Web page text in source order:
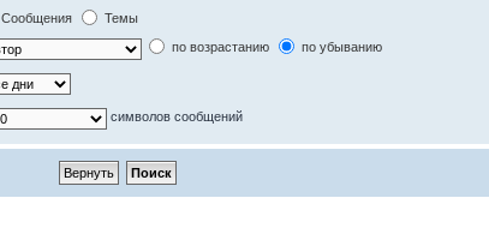
Сообщения
Темы
по возрастанию по убыванию
символов сообщений